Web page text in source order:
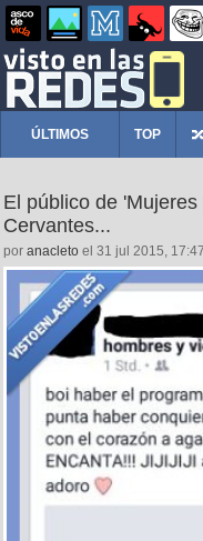
ÚLTIMOS TOP
El público de
Cervantes...
por anacleto el 31 jul 2015, 17:47